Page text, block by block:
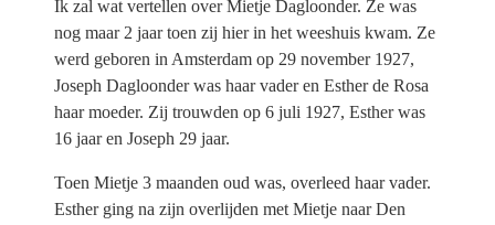
Ik zal wat vertellen over Mietje Dagloonder. Ze was
nog maar 2 jaar toen zij hier in het weeshuis kwam. Ze
werd geboren in Amsterdam op 29 november 1927,
Joseph Dagloonder was haar vader en Esther de Rosa
haar moeder. Zij trouwden op 6 juli 1927, Esther was
16 jaar en Joseph 29 jaar.
Toen Mietje 3 maanden oud was, overleed haar vader.
Esther ging na zijn overlijden met Mietje naar Den